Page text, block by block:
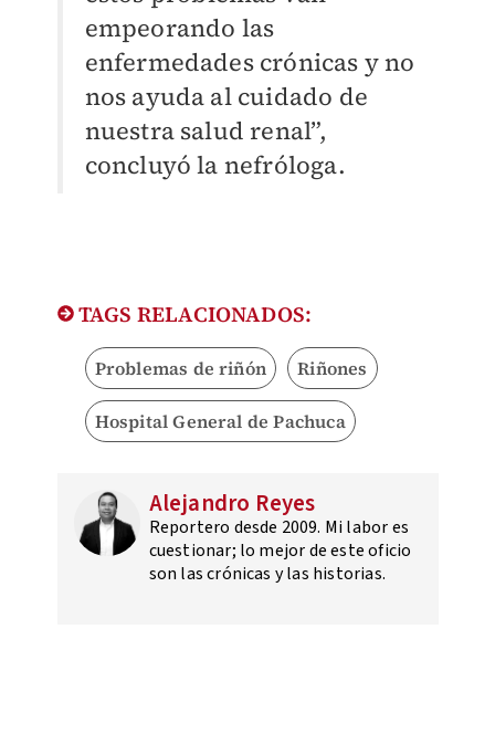
empeorando las
enfermedades crónicas y no
nos ayuda al cuidado de
nuestra salud renal”,
concluyó la nefróloga.
TAGS RELACIONADOS:
Problemas de riñón Riñones
Hospital General de Pachuca
Alejandro Reyes
Reportero desde 2009. Mi labor es
cuestionar; lo mejor de este oficio
son las crónicas y las historias.